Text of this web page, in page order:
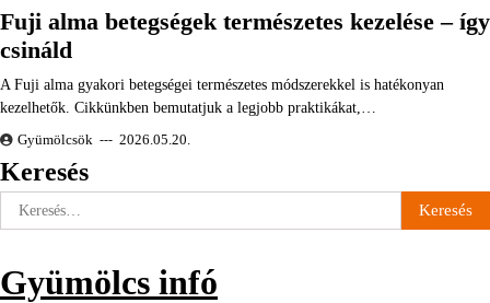
Fuji alma betegségek természetes kezelése – így
csináld
A Fuji alma gyakori betegségei természetes módszerekkel is hatékonyan
kezelhetők. Cikkünkben bemutatjuk a legjobb praktikákat,…
Gyümölcsök 2026.05.20.
Keresés
Keresés:
Gyümölcs infó